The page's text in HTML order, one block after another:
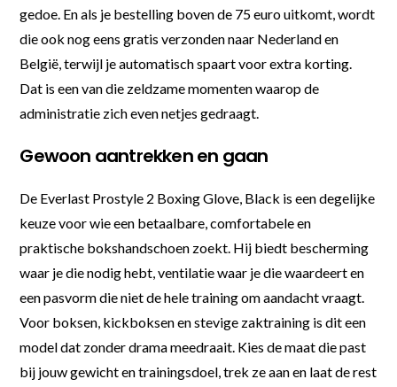
gedoe. En als je bestelling boven de 75 euro uitkomt, wordt
die ook nog eens gratis verzonden naar Nederland en
België, terwijl je automatisch spaart voor extra korting.
Dat is een van die zeldzame momenten waarop de
administratie zich even netjes gedraagt.
Gewoon aantrekken en gaan
De Everlast Prostyle 2 Boxing Glove, Black is een degelijke
keuze voor wie een betaalbare, comfortabele en
praktische bokshandschoen zoekt. Hij biedt bescherming
waar je die nodig hebt, ventilatie waar je die waardeert en
een pasvorm die niet de hele training om aandacht vraagt.
Voor boksen, kickboksen en stevige zaktraining is dit een
model dat zonder drama meedraait. Kies de maat die past
bij jouw gewicht en trainingsdoel, trek ze aan en laat de rest